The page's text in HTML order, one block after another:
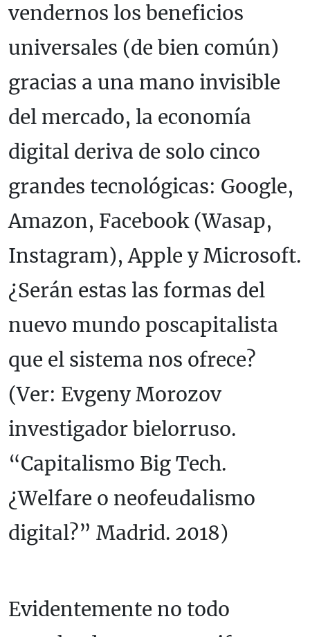
vendernos los beneficios
universales (de bien común)
gracias a una mano invisible
del mercado, la economía
digital deriva de solo cinco
grandes tecnológicas: Google,
Amazon, Facebook (Wasap,
Instagram), Apple y Microsoft.
¿Serán estas las formas del
nuevo mundo poscapitalista
que el sistema nos ofrece?
(Ver: Evgeny Morozov
investigador bielorruso.
“Capitalismo Big Tech.
¿Welfare o neofeudalismo
digital?” Madrid. 2018)
Evidentemente no todo